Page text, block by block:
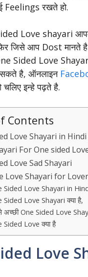
Feelings रखते हो.
Love shayari
जिसे आप Dost मानते
Sided Love
सकते है, ऑनलाइन
चलिए इन्हे पढ़ते है.
Contents
Love Shayari in
For One sided
Love Sad Shayari
Love Shayari for
Sided Love Shayari in
Sided Love Shayari क्या है,
अच्छी One Sided Love
Sided Love क्या है
Love